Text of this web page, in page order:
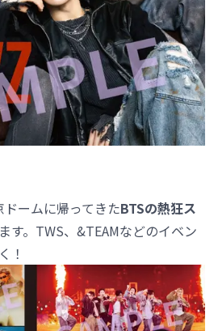
ームに帰ってきたBTSの熱狂ス
す。TWS、&TEAMなどのイベン
！